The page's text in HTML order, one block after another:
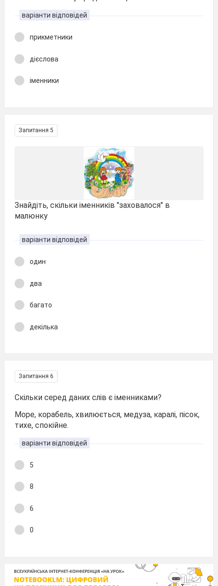
варіанти відповідей
прикметники
дієслова
іменники
Запитання 5
Знайдіть, скільки іменників "заховалося" в
малюнку
варіанти відповідей
один
два
багато
декілька
Запитання 6
Скільки серед даних слів є іменниками?
Море, корабель, хвилюється, медуза, каралі, пісок,
тихе, спокійне.
варіанти відповідей
5
8
6
0